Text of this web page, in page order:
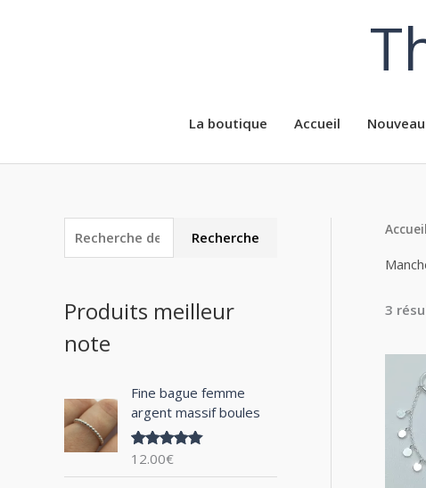
La boutique Accueil
e
h
e
h
Recherche
Produits meilleur
note
Fine bague femme
argent massif boules
Note5.00
12.00€
Accueil
3